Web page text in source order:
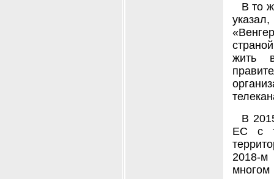
В то
жить
В
ЕС с
2018-м